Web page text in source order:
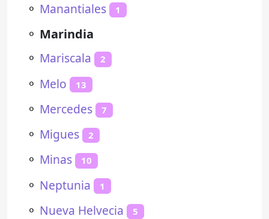
⚬ Manantiales 1
⚬ Marindia
⚬ Mariscala 2
⚬ Melo 13
⚬ Mercedes 7
⚬ Migues 2
⚬ Minas 10
⚬ Neptunia 1
⚬ Nueva Helvecia 5